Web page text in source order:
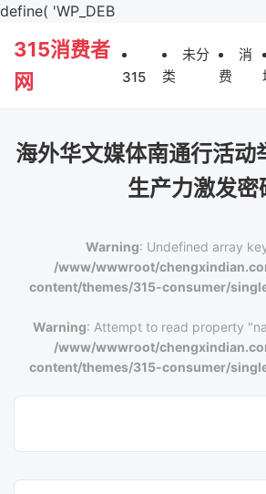
define( 'WP_DEB
315消费者
网
315
未分
类
消
费
海外华文媒体南通行活动
生产力激发密
Warning: Undefined array
/www/wwwroot/
content/themes/315-consumer/
Warning: Attempt to read property
/www/wwwroot/
content/themes/315-consumer/